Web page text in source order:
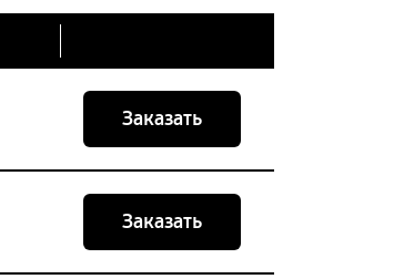
Заказать
Заказать